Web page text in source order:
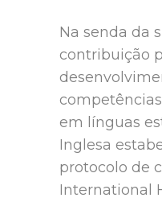
Na senda da
contribuição
em línguas
Inglesa
protocolo de
International